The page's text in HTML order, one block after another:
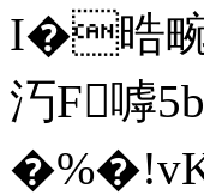
I�晧畹
汅F嘑
�%�!vK